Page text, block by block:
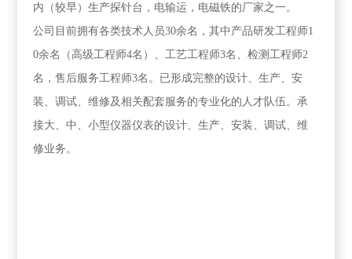
内（较早）生产探针台，电输运，电磁铁的厂家之一。
公司目前拥有各类技术人员30余名，其中产品研发工程师1
0余名（高级工程师4名）、工艺工程师3名、检测工程师2
名，售后服务工程师3名。已形成完整的设计、生产、安
装、调试、维修及相关配套服务的专业化的人才队伍。承
接大、中、小型仪器仪表的设计、生产、安装、调试、维
修业务。